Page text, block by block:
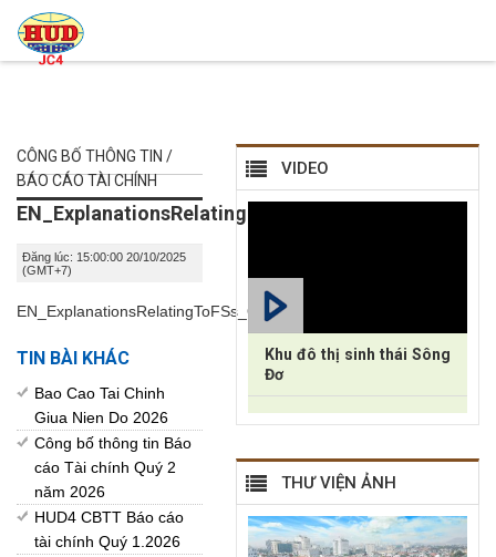
CÔNG BỐ THÔNG TIN /
BÁO CÁO TÀI CHÍNH
EN_ExplanationsRelatingToFSs_Q3_2025.signed
Đăng lúc: 15:00:00 20/10/2025
(GMT+7)
EN_ExplanationsRelatingToFSs_Q3_2025.signed.pdf
TIN BÀI KHÁC
Bao Cao Tai Chinh
Giua Nien Do 2026
Công bố thông tin Báo
cáo Tài chính Quý 2
năm 2026
HUD4 CBTT Báo cáo
tài chính Quý 1.2026
VIDEO
Khu đô thị sinh thái Sông
Đơ
THƯ VIỆN ẢNH